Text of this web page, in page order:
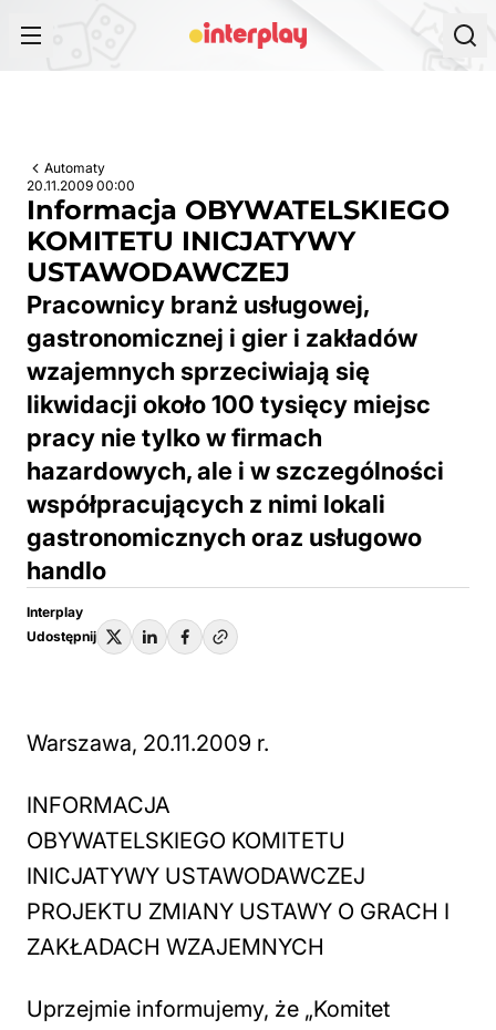
Automaty
20.11.2009 00:00
Informacja OBYWATELSKIEGO
KOMITETU INICJATYWY
USTAWODAWCZEJ
Pracownicy branż usługowej,
gastronomicznej i gier i zakładów
wzajemnych sprzeciwiają się
likwidacji około 100 tysięcy miejsc
pracy nie tylko w firmach
hazardowych, ale i w szczególności
współpracujących z nimi lokali
gastronomicznych oraz usługowo
handlo
Interplay
Udostępnij
Warszawa, 20.11.2009 r.
INFORMACJA
OBYWATELSKIEGO KOMITETU
INICJATYWY USTAWODAWCZEJ
PROJEKTU ZMIANY USTAWY O GRACH I
ZAKŁADACH WZAJEMNYCH
Uprzejmie informujemy, że „Komitet